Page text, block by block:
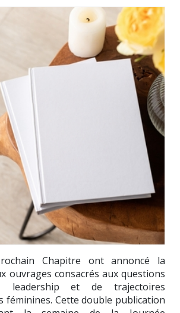
Chapitre ont annoncé la
ouvrages consacrés aux questions
leadership et de trajectoires
féminines. Cette double publication